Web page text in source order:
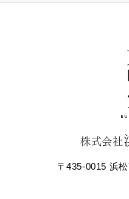
株式会社
〒435-0015 浜